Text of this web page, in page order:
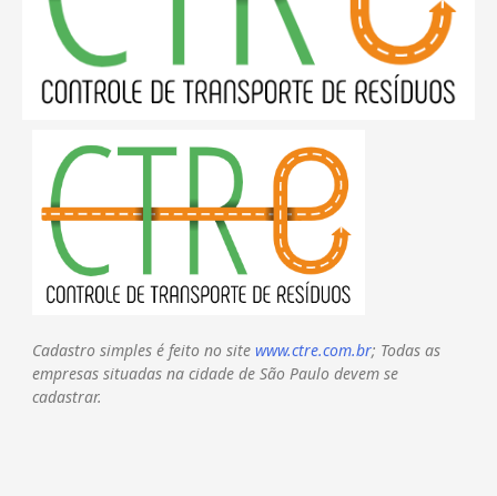
Cadastro simples é feito no site www.ctre.com.br; Todas as
empresas situadas na cidade de São Paulo devem se
cadastrar.